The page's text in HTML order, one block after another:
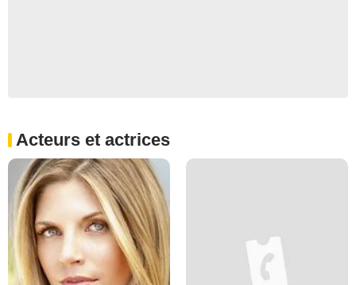
Acteurs et actrices